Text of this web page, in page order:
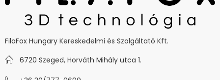
FilaFox Hungary Kereskedelmi és Szolgáltató Kft.
6720 Szeged, Horváth Mihály utca 1.